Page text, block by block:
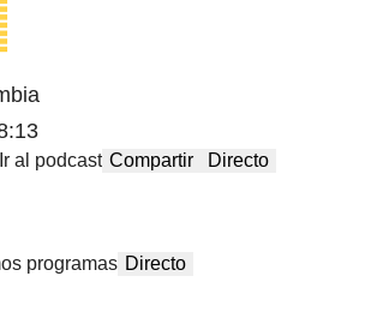
Ir al podcast Compartir Directo
programas Directo